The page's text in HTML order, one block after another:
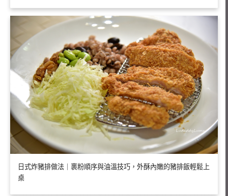
日式炸豬排做法｜裹粉順序與油溫技巧，外酥內嫩的豬排飯輕鬆上
桌